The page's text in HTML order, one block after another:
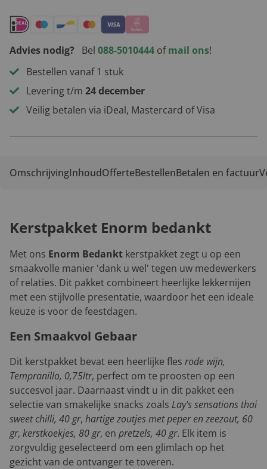
Advies nodig? Bel 088-5010444 ofmail ons!
Bestellen vanaf 1 stuk
Levering t/m 24 december
Veilig betalen via iDeal, Mastercard of Visa
OmschrijvingInhoudOfferteBestellenBetalen en factuur
Kerstpakket Enorm bedankt
Met ons Enorm Bedankt kerstpakket zegt u op een
smaakvolle manier 'dank u wel' tegen uw medewerkers
of relaties. Dit pakket combineert heerlijke lekkernijen
met een stijlvolle presentatie, waardoor het een ideale
keuze is voor de feestdagen.
Een Smaakvol Gebaar
Dit kerstpakket bevat een heerlijke fles rode wijn,
Tempranillo, 0,75ltr, perfect om te proosten op een
succesvol jaar. Daarnaast vindt u in dit pakket een
selectie van smakelijke snacks zoals Lay's sensations thai
sweet chilli, 40 gr, hartige zoutjes met peper en zeezout, 60
gr, kerstkoekjes, 80 gr, en pretzels, 40 gr. Elk item is
zorgvuldig geselecteerd om een glimlach op het
gezicht van de ontvanger te toveren.